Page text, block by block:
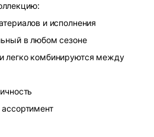
и исполнения
в любом сезоне
легко комбинируются между